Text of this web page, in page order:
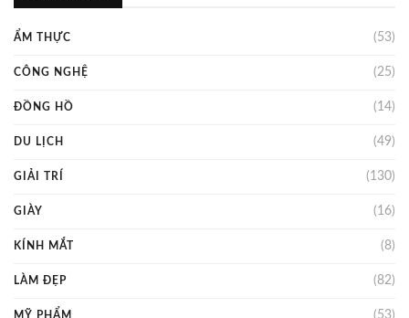
ẨM THỰC (53)
CÔNG NGHỆ (25)
ĐỒNG HỒ (14)
DU LỊCH (49)
GIẢI TRÍ (130)
GIÀY (16)
KÍNH MẮT (8)
LÀM ĐẸP (82)
MỸ PHẨM (53)